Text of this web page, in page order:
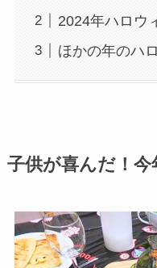
2024年ハロウ
ほかの年のハ
子供が喜んだ！